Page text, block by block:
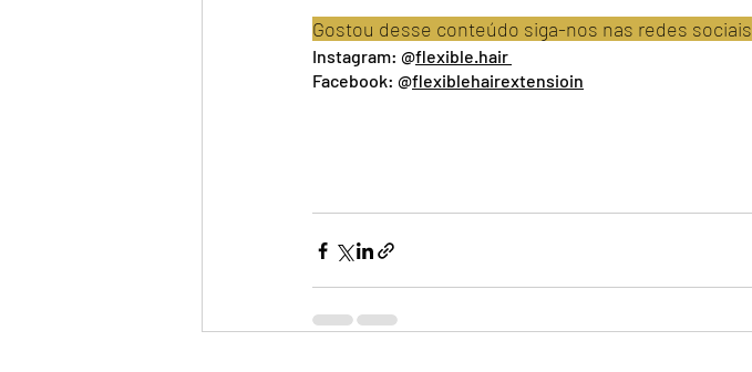
Gostou desse conteúdo siga-nos nas redes sociais
Instagram: @flexible.hair
Facebook: @flexiblehairextensioin